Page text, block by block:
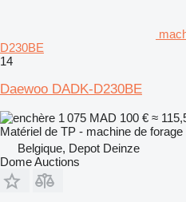
D230BE
14
Daewoo DADK-D230BE
1 075 MAD 100 € ≈
Matériel de TP - machine de forage
Belgique, Depot Deinze
Dome Auctions